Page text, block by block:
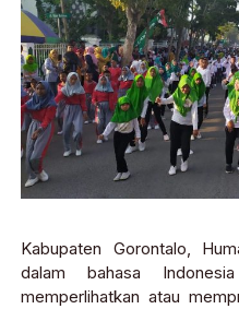
Kabupaten Gorontalo,
dalam bahasa
memperlihatkan atau